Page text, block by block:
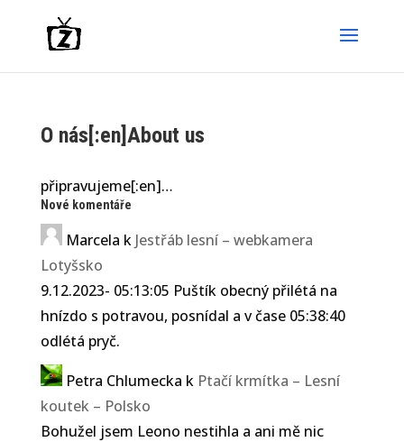
O nás[:en]About us
připravujeme[:en]…
Nové komentáře
Marcela k Jestřáb lesní – webkamera
Lotyšsko
9.12.2023- 05:13:05 Puštík obecný přilétá na
hnízdo s potravou, posnídal a v čase 05:38:40
odlétá pryč.
Petra Chlumecka k Ptačí krmítka – Lesní
koutek – Polsko
Bohužel jsem Leono nestihla a ani mě nic